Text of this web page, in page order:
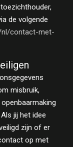
de volgende
nl/contact-met-
misbruik,
jij het idee
zijn of er
op met